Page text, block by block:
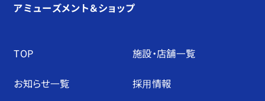
アミューズメント＆ショップ
TOP 施設・店舗⼀覧
お知らせ⼀覧 採⽤情報